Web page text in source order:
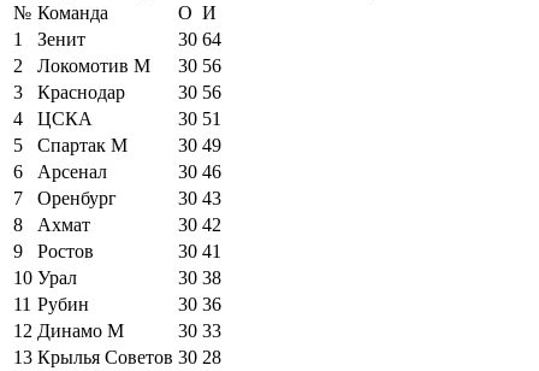
№ Команда О И
1
Зенит 30 64
2
Локомотив М 30 56
3
Краснодар 30 56
4
ЦСКА 30 51
5
Спартак М 30 49
6
Арсенал 30 46
7
Оренбург 30 43
8
Ахмат 30 42
9
Ростов 30 41
10 Урал 30 38
11 Рубин 30 36
12 Динамо М 30 33
13 Крылья Советов 30 28